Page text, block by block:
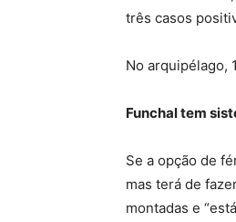
três casos
No arquipélago,
Funchal tem
Se a opção de
mas terá de
montadas e